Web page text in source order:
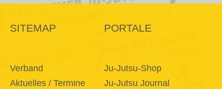
SITEMAP
Verband
Aktuelles / Termine
PORTALE
Ju-Jutsu-Shop
Ju-Jutsu Journal